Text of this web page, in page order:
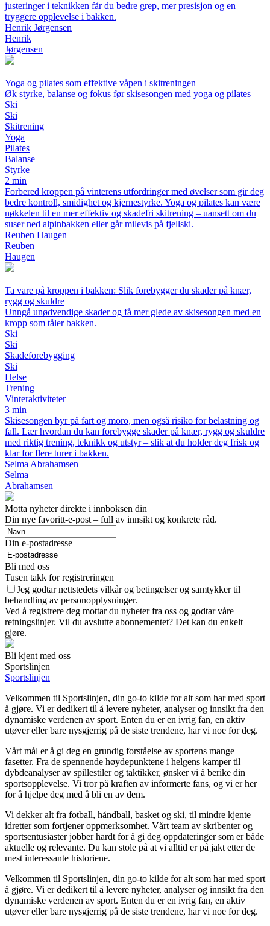
justeringer i teknikken får du bedre grep, mer presisjon og en
tryggere opplevelse i bakken.
Henrik Jørgensen
Henrik
Jørgensen
Yoga og pilates som effektive våpen i skitreningen
Øk styrke, balanse og fokus før skisesongen med yoga og pilates
Ski
Ski
Skitrening
Yoga
Pilates
Balanse
Styrke
2 min
Forbered kroppen på vinterens utfordringer med øvelser som gir deg
bedre kontroll, smidighet og kjernestyrke. Yoga og pilates kan være
nøkkelen til en mer effektiv og skadefri skitrening – uansett om du
suser ned alpinbakken eller går milevis på fjellski.
Reuben Haugen
Reuben
Haugen
Ta vare på kroppen i bakken: Slik forebygger du skader på knær,
rygg og skuldre
Unngå unødvendige skader og få mer glede av skisesongen med en
kropp som tåler bakken.
Ski
Ski
Skadeforebygging
Ski
Helse
Trening
Vinteraktiviteter
3 min
Skisesongen byr på fart og moro, men også risiko for belastning og
fall. Lær hvordan du kan forebygge skader på knær, rygg og skuldre
med riktig trening, teknikk og utstyr – slik at du holder deg frisk og
klar for flere turer i bakken.
Selma Abrahamsen
Selma
Abrahamsen
Motta nyheter direkte i innboksen din
Din nye favoritt-e-post – full av innsikt og konkrete råd.
Din e-postadresse
Bli med oss
Tusen takk for registreringen
Jeg godtar nettstedets vilkår og betingelser og samtykker til
behandling av personopplysninger.
Ved å registrere deg mottar du nyheter fra oss og godtar våre
retningslinjer. Vil du avslutte abonnementet? Det kan du enkelt
gjøre.
Bli kjent med oss
Sportslinjen
Sportslinjen
Velkommen til Sportslinjen, din go-to kilde for alt som har med sport
å gjøre. Vi er dedikert til å levere nyheter, analyser og innsikt fra den
dynamiske verdenen av sport. Enten du er en ivrig fan, en aktiv
utøver eller bare nysgjerrig på de siste trendene, har vi noe for deg.
Vårt mål er å gi deg en grundig forståelse av sportens mange
fasetter. Fra de spennende høydepunktene i helgens kamper til
dybdeanalyser av spillestiler og taktikker, ønsker vi å berike din
sportsopplevelse. Vi tror på kraften av informerte fans, og vi er her
for å hjelpe deg med å bli en av dem.
Vi dekker alt fra fotball, håndball, basket og ski, til mindre kjente
idretter som fortjener oppmerksomhet. Vårt team av skribenter og
sportsentusiaster jobber hardt for å gi deg oppdateringer som er både
aktuelle og relevante. Du kan stole på at vi alltid er på jakt etter de
mest interessante historiene.
Velkommen til Sportslinjen, din go-to kilde for alt som har med sport
å gjøre. Vi er dedikert til å levere nyheter, analyser og innsikt fra den
dynamiske verdenen av sport. Enten du er en ivrig fan, en aktiv
utøver eller bare nysgjerrig på de siste trendene, har vi noe for deg.